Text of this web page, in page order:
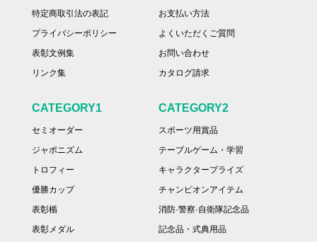
特定商取引法の表記
プライバシーポリシー
表彰文例集
リンク集
お支払い方法
よくいただくご質問
お問い合わせ
カタログ請求
CATEGORY1
セミオーダー
ジャポニズム
トロフィー
優勝カップ
表彰楯
表彰メダル
CATEGORY2
スポーツ用賞品
テーブルゲーム・学習
キャラクタープライズ
チャンピオンアイテム
消防·警察·自衛隊記念品
記念品・式典用品